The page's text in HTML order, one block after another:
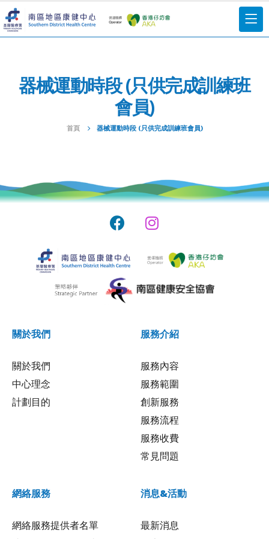
器械運動時段 (只供完成訓練班
會員)
首頁 器械運動時段 (只供完成訓練班會員)
關於我們
關於我們
中心理念
計劃目的
服務介紹
服務內容
服務範圍
創新服務
服務流程
服務收費
常見問題
網絡服務
網絡服務提供者名單
消息&活動
最新消息